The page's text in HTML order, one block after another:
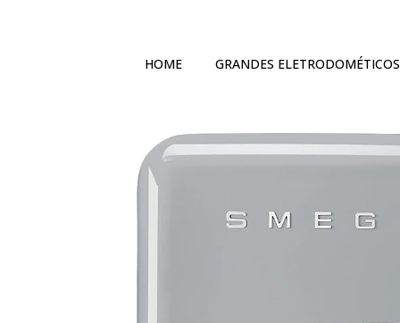
HOME GRANDES ELETRODOMÉTICOS